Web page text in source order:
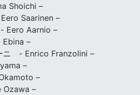
Shoichi –
Saarinen –
Eero Aarnio –
–
ニ - Enrico Franzolini –
–
–
–